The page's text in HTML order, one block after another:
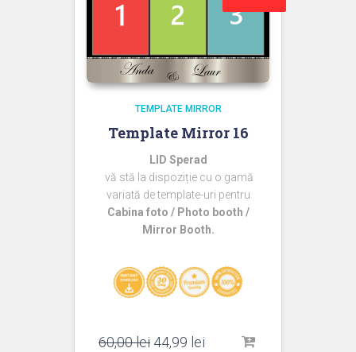
TEMPLATE MIRROR
Template Mirror 16
LID Sperad
vă stă la dispoziție cu o gamă
variată de template-uri pentru
Cabina foto / Photo booth /
Mirror Booth.
60,00lei Prețul
44,99 lei